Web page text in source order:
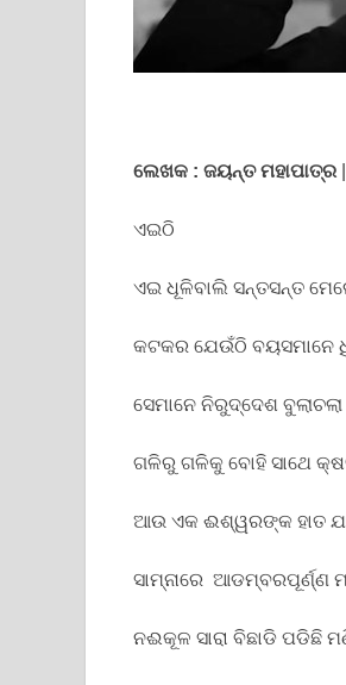
ଲେଖକ : ଜୟନ୍ତ ମହାପାତ୍ର
ଏଇଠି
ଏଇ ଧୂଳିବାଲି ସନ୍ତସନ୍ତ
କଟକର ଯେଉଁଠି ବୟସମାନେ
ସେମାନେ ନିରୁଦ୍ଦେଶ
ଗଳିରୁ ଗଳିକୁ ବୋହି ସାଥେ
ଆଉ ଏକ ଈଶ୍ୱରଙ୍କ ହାତ
ସାମ୍ନାରେ ଆଡମ୍ବରପୂର୍ଣ୍ଣ
ନଈକୂଳ ସାରା ବିଛାଡି ପଡିଛି